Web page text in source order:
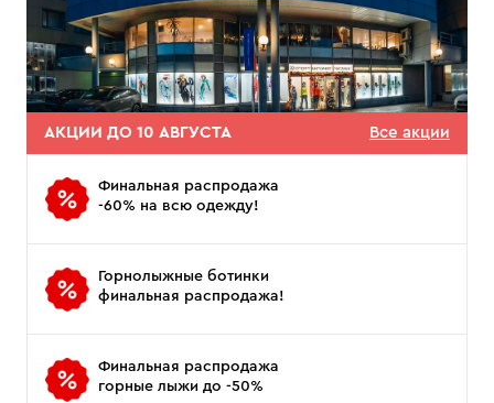
АКЦИИ ДО 10 АВГУСТА Все акции
Финальная распродажа
-60% на всю одежду!
Горнолыжные ботинки
финальная распродажа!
Финальная распродажа
горные лыжи до -50%